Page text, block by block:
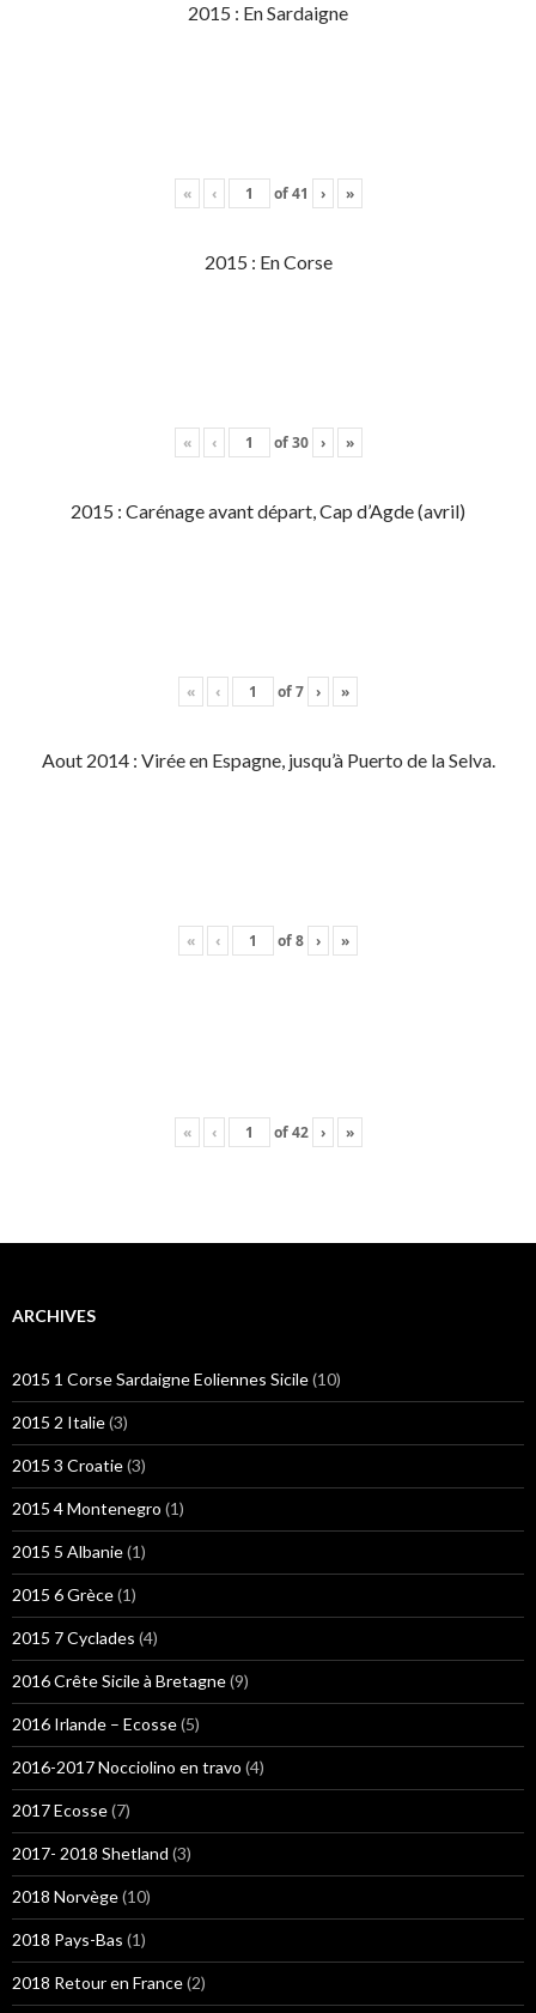
2015 : En Sardaigne
« ‹ of41 › »
2015 : En Corse
« ‹ of30 › »
2015 : Carénage avant départ, Cap d’Agde (avril)
« ‹ of7 › »
Aout 2014 : Virée en Espagne, jusqu’à Puerto de la Selva.
« ‹ of8 › »
« ‹ of42 › »
ARCHIVES
2015 1 Corse Sardaigne Eoliennes Sicile(10)
2015 2 Italie(3)
2015 3 Croatie(3)
2015 4 Montenegro (1)
2015 5 Albanie(1)
2015 6 Grèce(1)
2015 7 Cyclades (4)
2016 Crête Sicile à Bretagne(9)
2016 Irlande – Ecosse(5)
2016-2017 Nocciolino en travo (4)
2017 Ecosse(7)
2017- 2018 Shetland (3)
2018 Norvège(10)
2018 Pays-Bas (1)
2018 Retour en France(2)